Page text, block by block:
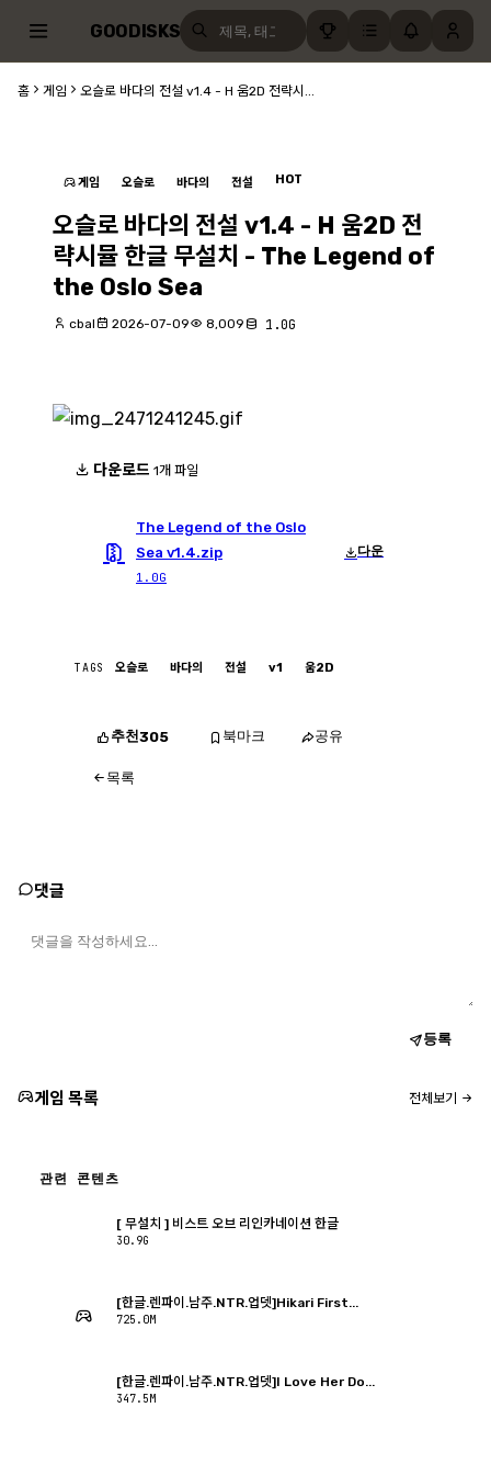
GOODISKS
홈 게임 오슬로 바다의 전설 v1.4 - H 움2D 전략시...
게임 오슬로 바다의 전설 HOT
오슬로 바다의 전설 v1.4 - H 움2D 전
략시뮬 한글 무설치 - The Legend of
the Oslo Sea
cbal 2026-07-09 8,009 1.0G
다운로드 1개 파일
The Legend of the Oslo
Sea v1.4.zip
1.0G
다운
TAGS 오슬로 바다의 전설 v1 움2D
추천305 북마크 공유
목록
댓글
등록
게임 목록 전체보기
관련 콘텐츠
[ 무설치 ] 비스트 오브 리인카네이션 한글
30.9G
[한글.렌파이.남주.NTR.업뎃]Hikari First...
725.0M
[한글.렌파이.남주.NTR.업뎃]I Love Her Do...
347.5M